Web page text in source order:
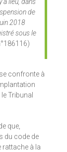
de
2018
sous le
confronte à
Tribunal
que,
du code de
rattache à la